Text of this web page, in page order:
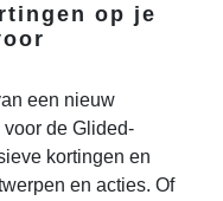
op je
een nieuw
de Glided-
kortingen en
en acties. Of